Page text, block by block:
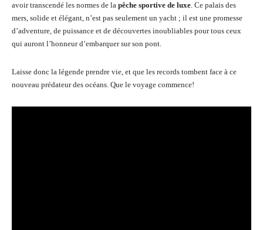
avoir transcendé les normes de la pêche sportive de luxe. Ce palais des
mers, solide et élégant, n’est pas seulement un yacht ; il est une promesse
d’adventure, de puissance et de découvertes inoubliables pour tous ceux
qui auront l’honneur d’embarquer sur son pont.
Laisse donc la légende prendre vie, et que les records tombent face à ce
nouveau prédateur des océans. Que le voyage commence!